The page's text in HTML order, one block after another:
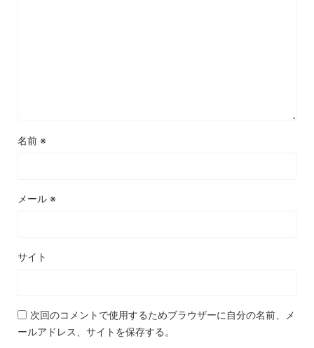
名前 ※
メール ※
サイト
次回のコメントで使用するためブラウザーに自分の名前、メ
ールアドレス、サイトを保存する。